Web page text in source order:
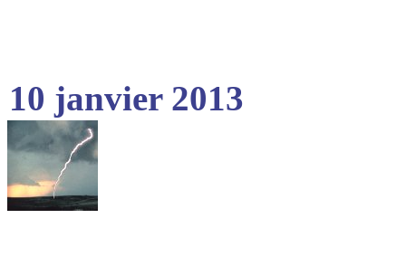
10 janvier 2013